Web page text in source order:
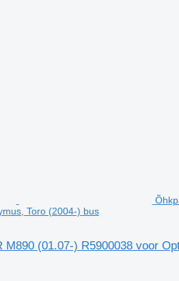
Toro (2004-) bus
(01.07-) R5900038 voor